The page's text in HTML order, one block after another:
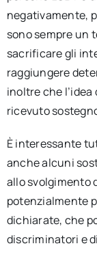
negativamente,
sono sempre un
sacrificare gli
raggiungere
inoltre che l’idea
ricevuto
È interessante
anche alcuni
allo svolgimento
potenzialmente
dichiarate, che
discriminatori e